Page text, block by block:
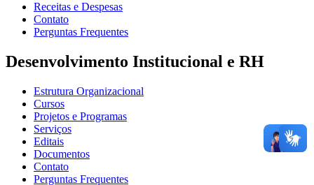
Receitas e Despesas
Contato
Perguntas Frequentes
Desenvolvimento Institucional e RH
Estrutura Organizacional
Cursos
Projetos e Programas
Serviços
Editais
Documentos
Contato
Perguntas Frequentes